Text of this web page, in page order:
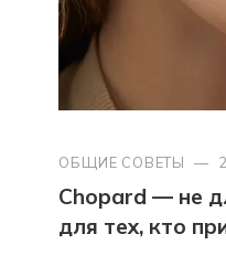
ОБЩИЕ СОВЕТЫ —
Chopard — не
для тех, кто